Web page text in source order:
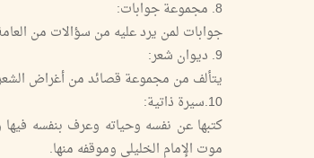
8. مجموعة جوابات:
جوابات لمن يرد عليه من سؤالات من
9. ديوان شعر:
يتألف من مجموعة قصائد من أغراض
10.سيرة ذاتية:
كتبها عن نفسه وحياته وعرف بنفسه فيها
موت الإمام الخليلي وموقفه منها.